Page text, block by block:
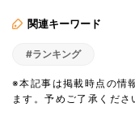
関連キーワード
#ランキング
※本記事は掲載時点の情
ます。予めご了承くださ